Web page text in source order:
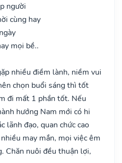
người
cùng hay
mọi bề..
nhiều điềm lành, niềm vui
chọn buổi sáng thì tốt
đi mất 1 phần tốt. Nếu
hướng Nam mới có hi
lãnh đạo, quan chức cao
may mắn, mọi việc êm
Chăn nuôi đều thuận lợi,